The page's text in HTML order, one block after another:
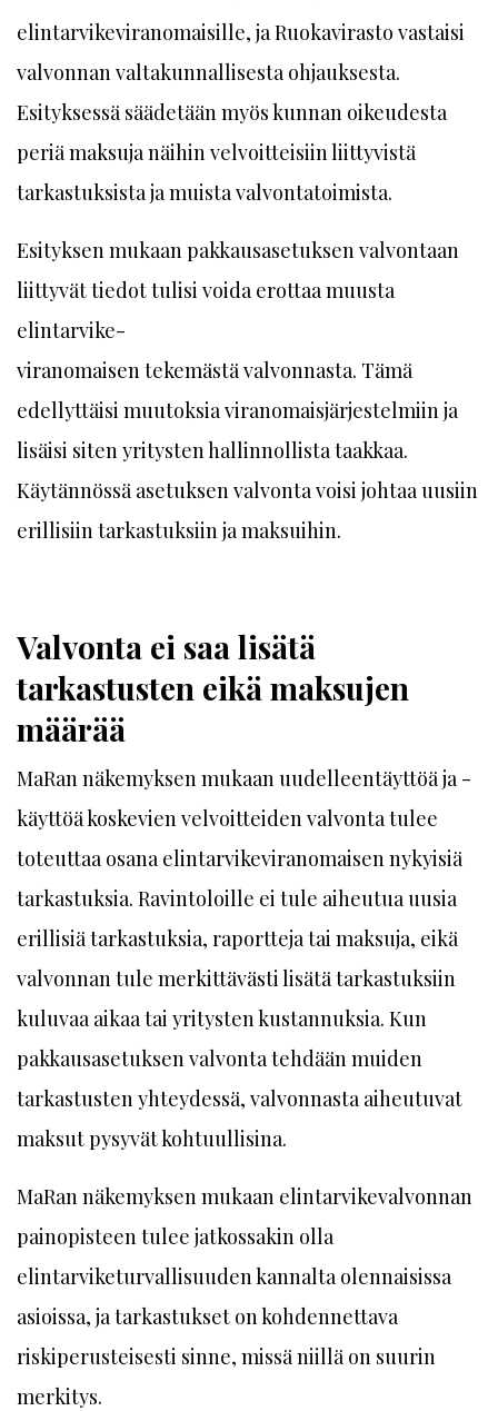
elintarvikeviranomaisille, ja Ruokavirasto vastaisi
valvonnan valtakunnallisesta ohjauksesta.
Esityksessä säädetään myös kunnan oikeudesta
periä maksuja näihin velvoitteisiin liittyvistä
tarkastuksista ja muista valvontatoimista.
Esityksen mukaan pakkausasetuksen valvontaan
liittyvät tiedot tulisi voida erottaa muusta
elintarvike-
viranomaisen tekemästä valvonnasta. Tämä
edellyttäisi muutoksia viranomaisjärjestelmiin ja
lisäisi siten yritysten hallinnollista taakkaa.
Käytännössä asetuksen valvonta voisi johtaa uusiin
erillisiin tarkastuksiin ja maksuihin.
Valvonta ei saa lisätä
tarkastusten eikä maksujen
määrää
MaRan näkemyksen mukaan uudelleentäyttöä ja -
käyttöä koskevien velvoitteiden valvonta tulee
toteuttaa osana elintarvikeviranomaisen nykyisiä
tarkastuksia. Ravintoloille ei tule aiheutua uusia
erillisiä tarkastuksia, raportteja tai maksuja, eikä
valvonnan tule merkittävästi lisätä tarkastuksiin
kuluvaa aikaa tai yritysten kustannuksia. Kun
pakkausasetuksen valvonta tehdään muiden
tarkastusten yhteydessä, valvonnasta aiheutuvat
maksut pysyvät kohtuullisina.
MaRan näkemyksen mukaan elintarvikevalvonnan
painopisteen tulee jatkossakin olla
elintarviketurvallisuuden kannalta olennaisissa
asioissa, ja tarkastukset on kohdennettava
riskiperusteisesti sinne, missä niillä on suurin
merkitys.